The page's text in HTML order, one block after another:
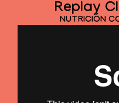
Replay
NUTRICIÓN